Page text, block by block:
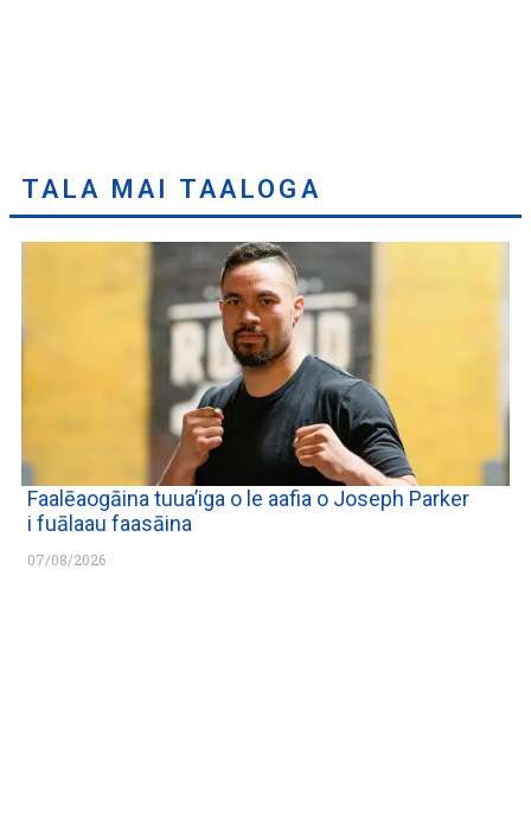
TALA MAI TAALOGA
Faalēaogāina tuua’iga o le aafia o Joseph Parker
i fuālaau faasāina
07/08/2026